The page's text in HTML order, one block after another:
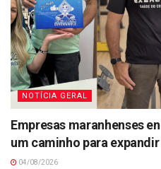
NOTÍCIA GERAL
Empresas maranhenses
um caminho para
04/08/2026